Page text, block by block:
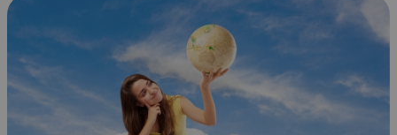
Artificial serve apenas para criar ilusões?A resposta curta é:
não. Muito pelo contrário. | Quando a Inteligência Artificial
deixa de ser brincadeiraApesar da popularidade das
imagens virais e dos vídeos curiosos gerados por IA, a
verdadeira revolução acontece longe das redes sociais —
dentro das empresas.Hoje, organizações de todos os